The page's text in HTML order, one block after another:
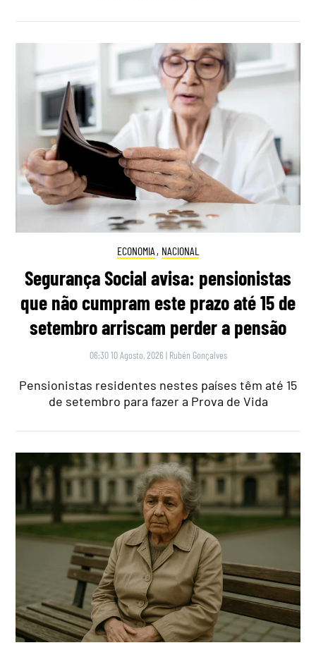
ECONOMIA , NACIONAL
Segurança Social avisa: pensionistas
que não cumpram este prazo até 15 de
setembro arriscam perder a pensão
06:30 10 Agosto, 2026 | Rubén Gonçalves
Pensionistas residentes nestes países têm até 15
de setembro para fazer a Prova de Vida